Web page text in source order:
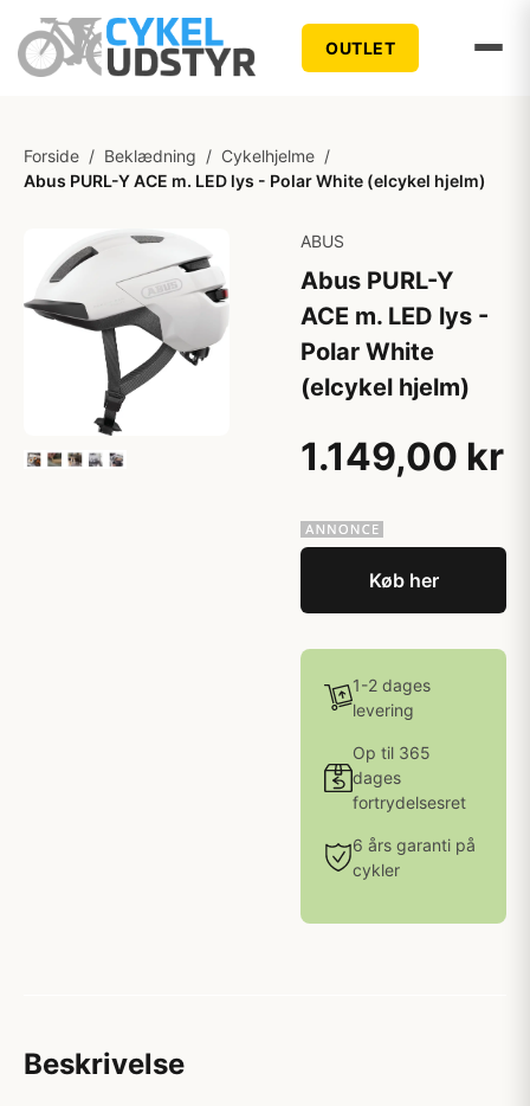
OUTLET
Forside / Beklædning / Cykelhjelme /
Abus PURL-Y ACE m. LED lys - Polar White (elcykel hjelm)
ABUS
Abus PURL-Y
ACE m. LED lys -
Polar White
(elcykel hjelm)
1.149,00 kr
Køb her
1-2 dages
levering
Op til 365
dages
fortrydelsesret
6 års garanti på
cykler
Beskrivelse